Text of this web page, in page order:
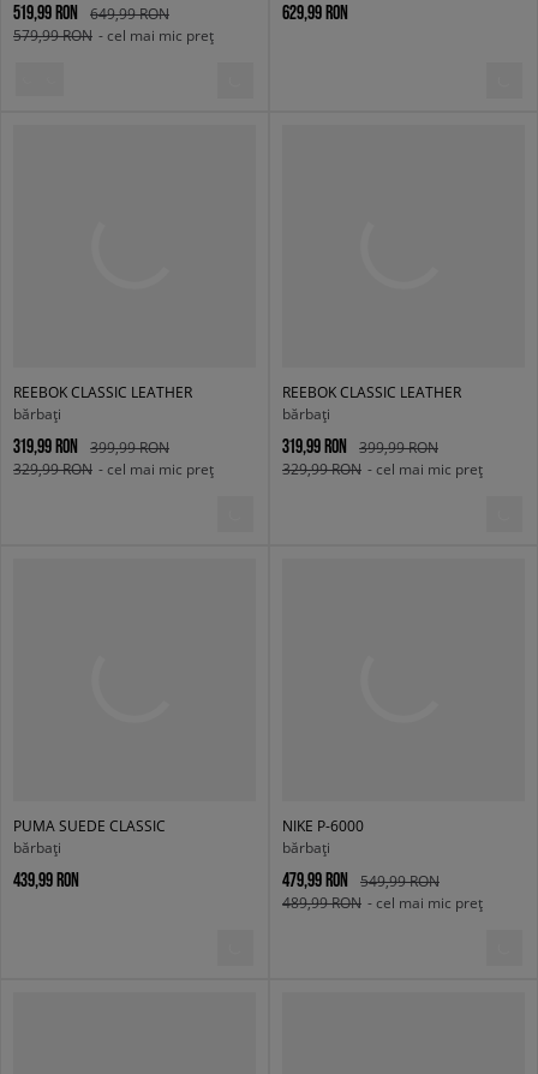
519,99 RON
649,99 RON
579,99 RON - cel mai mic preț
629,99 RON
REEBOK CLASSIC LEATHER
bărbați
319,99 RON
399,99 RON
329,99 RON - cel mai mic preț
REEBOK CLASSIC LEATHER
bărbați
319,99 RON
399,99 RON
329,99 RON - cel mai mic preț
PUMA SUEDE CLASSIC
bărbați
439,99 RON
NIKE P-6000
bărbați
479,99 RON
549,99 RON
489,99 RON - cel mai mic preț